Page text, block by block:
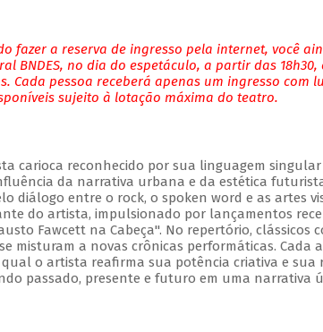
fazer a reserva de ingresso pela internet, você
BNDES, no dia do espetáculo, a partir das
Cada pessoa receberá apenas um ingresso com
sujeito à lotação máxima do teatro.
carioca reconhecido por sua linguagem
da narrativa urbana e da estética
diálogo entre o rock, o spoken word e as artes
do artista, impulsionado por lançamentos
Fawcett na Cabeça". No repertório, clássicos
misturam a novas crônicas performáticas. Cada
o artista reafirma sua potência criativa e sua
passado, presente e futuro em uma narrativa